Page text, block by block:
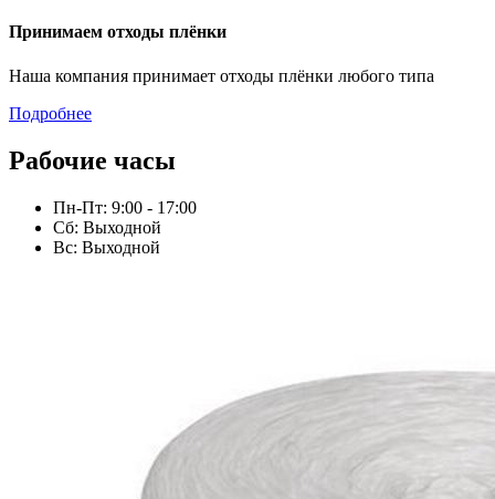
Принимаем отходы плёнки
Наша компания принимает отходы плёнки любого типа
Подробнее
Рабочие часы
Пн-Пт: 9:00 - 17:00
Сб: Выходной
Вс: Выходной